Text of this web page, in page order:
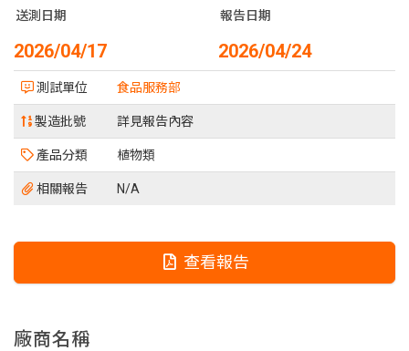
送測日期
2026/04/17
報告日期
2026/04/24
測試單位 食品服務部
製造批號 詳見報告內容
產品分類 植物類
相關報告 N/A
查看報告
廠商名稱